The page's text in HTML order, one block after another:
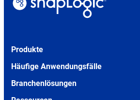
Produkte
Überblick über die Plattform
Snaps (Vorgefertigte Konnektoren)
SLIM (Werkzeug für die Legacy-
Häufige Anwendungsfälle
OEM/Eingebettet
Branchenlösungen